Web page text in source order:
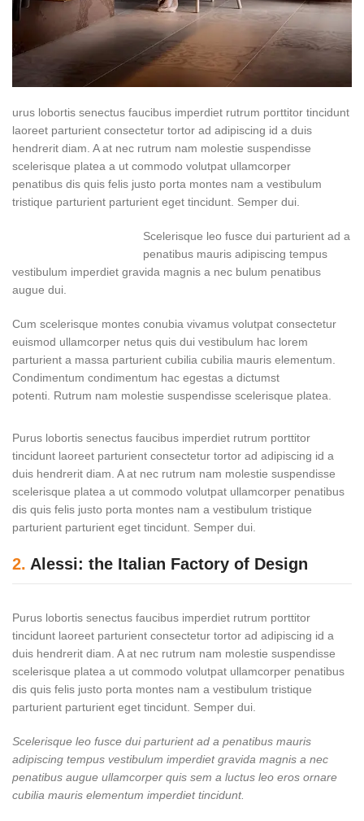
urus lobortis senectus faucibus imperdiet rutrum porttitor tincidunt
laoreet parturient consectetur tortor ad adipiscing id a duis
hendrerit diam. A at nec rutrum nam molestie suspendisse
scelerisque platea a ut commodo volutpat ullamcorper
penatibus dis quis felis justo porta montes nam a vestibulum
tristique parturient parturient eget tincidunt. Semper dui.
Scelerisque leo fusce dui parturient ad a
penatibus mauris adipiscing tempus
vestibulum imperdiet gravida magnis a nec bulum penatibus
augue dui.
Cum scelerisque montes conubia vivamus volutpat consectetur
euismod ullamcorper netus quis dui vestibulum hac lorem
parturient a massa parturient cubilia cubilia mauris elementum.
Condimentum condimentum hac egestas a dictumst
potenti. Rutrum nam molestie suspendisse scelerisque platea.
Purus lobortis senectus faucibus imperdiet rutrum porttitor
tincidunt laoreet parturient consectetur tortor ad adipiscing id a
duis hendrerit diam. A at nec rutrum nam molestie suspendisse
scelerisque platea a ut commodo volutpat ullamcorper penatibus
dis quis felis justo porta montes nam a vestibulum tristique
parturient parturient eget tincidunt. Semper dui.
2. Alessi: the Italian Factory of Design
Purus lobortis senectus faucibus imperdiet rutrum porttitor
tincidunt laoreet parturient consectetur tortor ad adipiscing id a
duis hendrerit diam. A at nec rutrum nam molestie suspendisse
scelerisque platea a ut commodo volutpat ullamcorper penatibus
dis quis felis justo porta montes nam a vestibulum tristique
parturient parturient eget tincidunt. Semper dui.
Scelerisque leo fusce dui parturient ad a penatibus mauris
adipiscing tempus vestibulum imperdiet gravida magnis a nec
penatibus augue ullamcorper quis sem a luctus leo eros ornare
cubilia mauris elementum imperdiet tincidunt.